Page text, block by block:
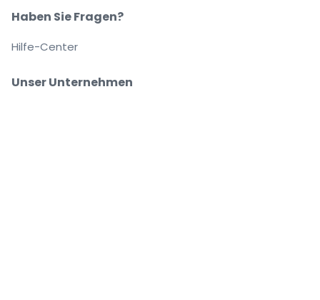
Unser Unternehmen
Haben Sie Fragen?
Hilfe-Center